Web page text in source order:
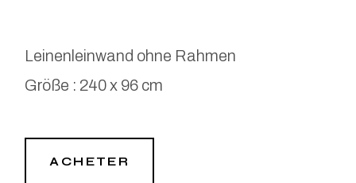
Leinenleinwand ohne Rahmen
Größe : 240 x 96 cm
ACHETER